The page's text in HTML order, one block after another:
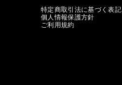
特定商取引法に基づく表記
個人情報保護方針
ご利用規約